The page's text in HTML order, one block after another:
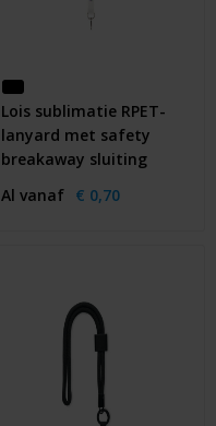
Lois sublimatie RPET-
lanyard met safety
breakaway sluiting
Al vanaf € 0,70